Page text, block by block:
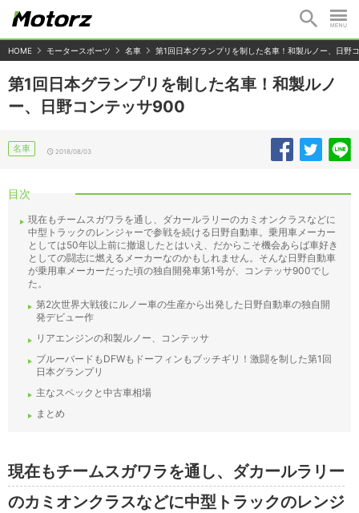
HOME モータースポーツ 名車 第1回日本グランプリを制した名車！和製ルノー、日野
第1回日本グランプリを制した名車！和製ルノ
ー、日野コンテッサ900
名車 2018/08/03
目次
現在もチームスガワラを通し、ダカールラリーのカミオンクラスなどに
中型トラックのレンジャーで参戦を続ける日野自動車。乗用車メーカー
としては50年以上前に撤退したとはいえ、だからこそ機会あらば車好き
としての闘志に燃えるメーカーなのかもしれません。そんな日野自動車
が乗用車メーカーだった頃の独自開発車第1号が、コンテッサ900でし
た。
第2次世界大戦後にルノー車の生産から出発した日野自動車の独自開
発デビュー作
リアエンジンの和製ルノー、コンテッサ
ブルーバードもDFWもドーフィンもブッチギリ！激闘を制した第1回
日本グランプリ
主なスペックと中古車相場
まとめ
現在もチームスガワラを通し、ダカールラリー
のカミオンクラスなどに中型トラックのレンジ